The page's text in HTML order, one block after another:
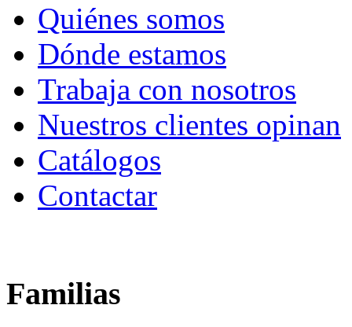
Quiénes somos
Dónde estamos
Trabaja con nosotros
Nuestros clientes opinan
Catálogos
Contactar
Familias